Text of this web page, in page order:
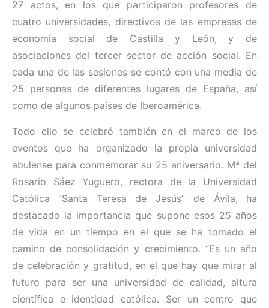
27 actos, en los que participaron profesores de
cuatro universidades, directivos de las empresas de
economía social de Castilla y León, y de
asociaciones del tercer sector de acción social. En
cada una de las sesiones se contó con una media de
25 personas de diferentes lugares de España, así
como de algunos países de Iberoamérica.
Todo ello se celebró también en el marco de los
eventos que ha organizado la propia universidad
abulense para conmemorar su 25 aniversario. Mª del
Rosario Sáez Yuguero, rectora de la Universidad
Católica “Santa Teresa de Jesús” de Ávila, ha
destacado la importancia que supone esos 25 años
de vida en un tiempo en el que se ha tomado el
camino de consolidación y crecimiento. “Es un año
de celebración y gratitud, en el que hay que mirar al
futuro para ser una universidad de calidad, altura
científica e identidad católica. Ser un centro que